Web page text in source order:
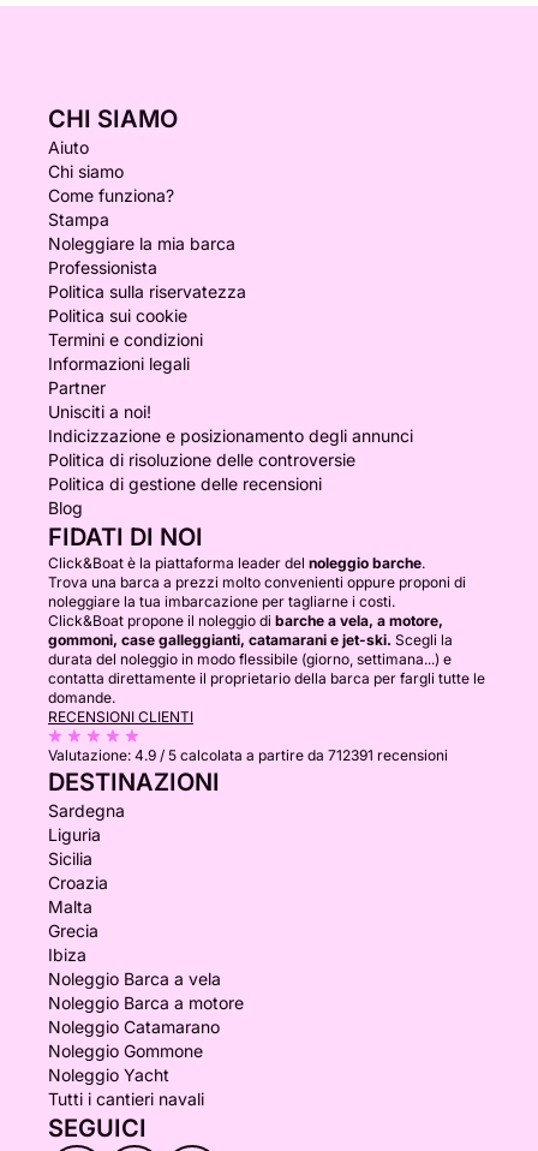
CHI SIAMO
Aiuto
Chi siamo
Come funziona?
Stampa
Noleggiare la mia barca
Professionista
Politica sulla riservatezza
Politica sui cookie
Termini e condizioni
Informazioni legali
Partner
Unisciti a noi!
Indicizzazione e posizionamento degli annunci
Politica di risoluzione delle controversie
Politica di gestione delle recensioni
Blog
FIDATI DI NOI
Click&Boat è la piattaforma leader del noleggio barche.
Trova una barca a prezzi molto convenienti oppure proponi di
noleggiare la tua imbarcazione per tagliarne i costi.
Click&Boat propone il noleggio di barche a vela, a motore,
gommoni, case galleggianti, catamarani e jet-ski. Scegli la
durata del noleggio in modo flessibile (giorno, settimana...) e
contatta direttamente il proprietario della barca per fargli tutte le
domande.
RECENSIONI CLIENTI
Valutazione: 4.9 / 5 calcolata a partire da 712391 recensioni
DESTINAZIONI
Sardegna
Liguria
Sicilia
Croazia
Malta
Grecia
Ibiza
Noleggio Barca a vela
Noleggio Barca a motore
Noleggio Catamarano
Noleggio Gommone
Noleggio Yacht
Tutti i cantieri navali
SEGUICI